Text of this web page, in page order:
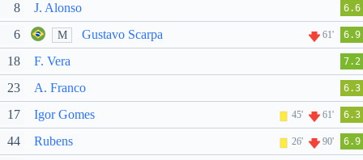
8 J. Alonso 6.6
6 M Gustavo Scarpa 61' 6.9
18 F. Vera 7.2
23 A. Franco 6.3
17 Igor Gomes 45' 61' 6.3
44 Rubens 26' 90' 6.9